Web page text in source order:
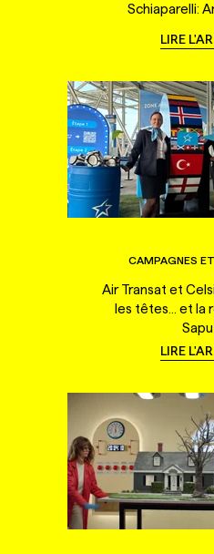
Schiaparelli:
LIRE
CAMPAGNES
Air Transat et
les têtes... et la
LIRE